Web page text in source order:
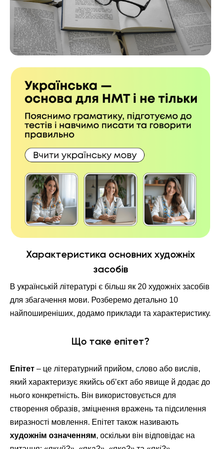
Характеристика основних художніх
засобів
В українській літературі є більш як 20 художніх засобів
для збагачення мови. Розберемо детально 10
найпоширеніших, додамо приклади та характеристику.
Що таке епітет?
Епітет – це літературний прийом, слово або вислів,
який характеризує якийсь об’єкт або явище й додає до
нього конкретність. Він використовується для
створення образів, зміцнення вражень та підсилення
виразності мовлення. Епітет також називають
художнім означенням, оскільки він відповідає на